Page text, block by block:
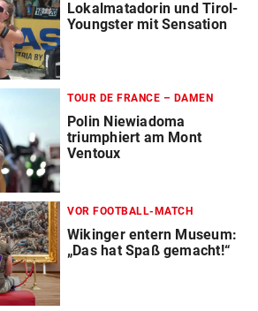
Lokalmatadorin und Tirol-
Youngster mit Sensation
TOUR DE FRANCE – DAMEN
Polin Niewiadoma
triumphiert am Mont
Ventoux
VOR FOOTBALL-MATCH
Wikinger entern Museum:
„Das hat Spaß gemacht!“